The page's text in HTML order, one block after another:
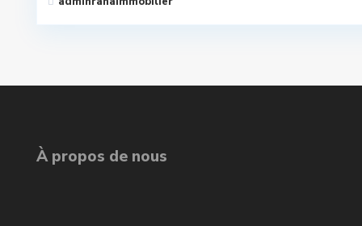
À propos de nous